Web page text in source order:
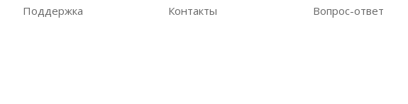
Поддержка
Контакты
Вопрос-ответ